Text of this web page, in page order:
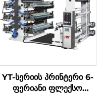
YT-სერიის პრინტერი 6-
ფერიანი ფლექსო